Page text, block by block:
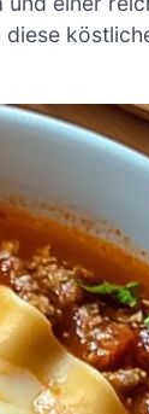
diese